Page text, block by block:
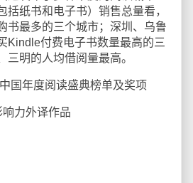
括纸书和电子书）销售总量看，
书最多的三个城市；深圳、乌鲁
Kindle付费电子书数量最高的三
三明的人均借阅量最高。
年度阅读盛典榜单及奖项
力外译作品